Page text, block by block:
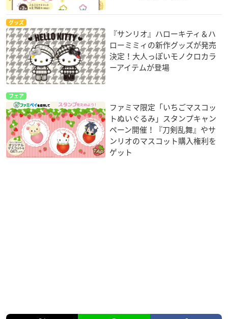
グッズ
『サンリオ』ハローキティ＆ハ
ローミミィの新作グッズが発売
決定！大人っぽいモノクロカラ
ーアイテムが登場
フェア
ファミマ限定「いちごマスコッ
トぬいぐるみ」スタンプキャン
ペーン開催！『刀剣乱舞』やサ
ンリオのマスコット購入権利を
ゲット